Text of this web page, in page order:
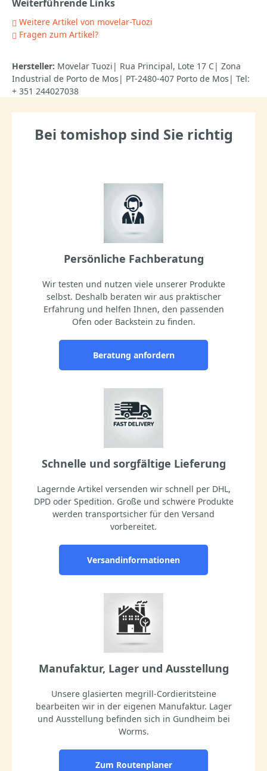
Weiterführende Links
Weitere Artikel von movelar-Tuozi
Fragen zum Artikel?
Hersteller: Movelar Tuozi| Rua Principal, Lote 17 C| Zona
Industrial de Porto de Mos| PT-2480-407 Porto de Mos| Tel:
+ 351 244027038
Bei tomishop sind Sie richtig
Persönliche Fachberatung
Wir testen und nutzen viele unserer Produkte
selbst. Deshalb beraten wir aus praktischer
Erfahrung und helfen Ihnen, den passenden
Ofen oder Backstein zu finden.
Beratung anfordern
Schnelle und sorgfältige Lieferung
Lagernde Artikel versenden wir schnell per DHL,
DPD oder Spedition. Große und schwere Produkte
werden transportsicher für den Versand
vorbereitet.
Versandinformationen
Manufaktur, Lager und Ausstellung
Unsere glasierten megrill-Cordieritsteine
bearbeiten wir in der eigenen Manufaktur. Lager
und Ausstellung befinden sich in Gundheim bei
Worms.
Zum Routenplaner